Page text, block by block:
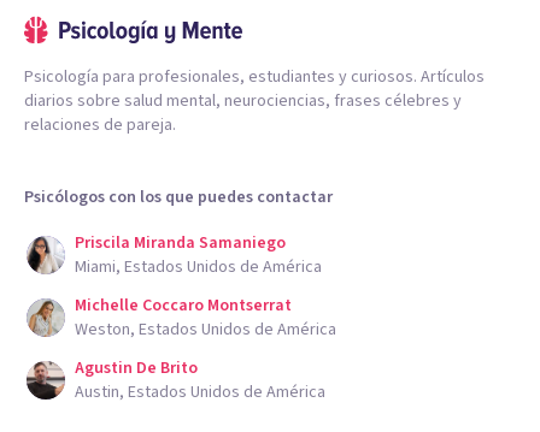
Psicología para profesionales, estudiantes y curiosos. Artículos
diarios sobre salud mental, neurociencias, frases célebres y
relaciones de pareja.
Psicólogos con los que puedes contactar
Priscila Miranda Samaniego
Miami, Estados Unidos de América
Michelle Coccaro Montserrat
Weston, Estados Unidos de América
Agustin De Brito
Austin, Estados Unidos de América